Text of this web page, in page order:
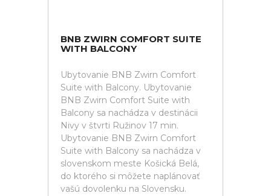
BNB ZWIRN COMFORT SUITE
WITH BALCONY
Ubytovanie BNB Zwirn Comfort
Suite with Balcony. Ubytovanie
BNB Zwirn Comfort Suite with
Balcony sa nachádza v destinácii
Nivy v štvrti Ružinov 17 min.
Ubytovanie BNB Zwirn Comfort
Suite with Balcony sa nachádza v
slovenskom meste Košická Belá,
do ktorého si môžete naplánovať
vašú dovolenku na Slovensku.